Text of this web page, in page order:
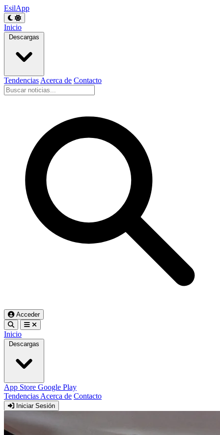
EsilApp
Inicio
Descargas
Tendencias Acerca de Contacto
Acceder
Inicio
Descargas
App Store Google Play
Tendencias Acerca de Contacto
Iniciar Sesión